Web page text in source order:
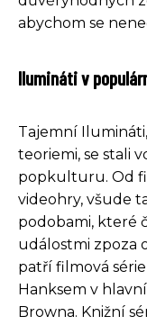
abychom se
Ilumináti v
Tajemní
teoriemi, se stali
popkulturu. Od
videohry, všude
podobami, které
událostmi zpoza
patří filmová
Hanksem v
Browna. Knižní